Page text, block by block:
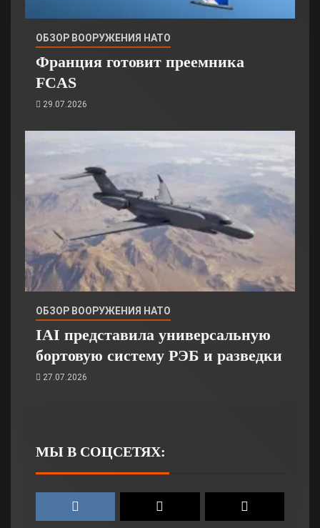
ОБЗОР ВООРУЖЕНИЯ НАТО
Франция готовит преемника
FCAS
29.07.2026
ОБЗОР ВООРУЖЕНИЯ НАТО
IAI представила универсальную
бортовую систему РЭБ и разведки
27.07.2026
МЫ В СОЦСЕТЯХ: